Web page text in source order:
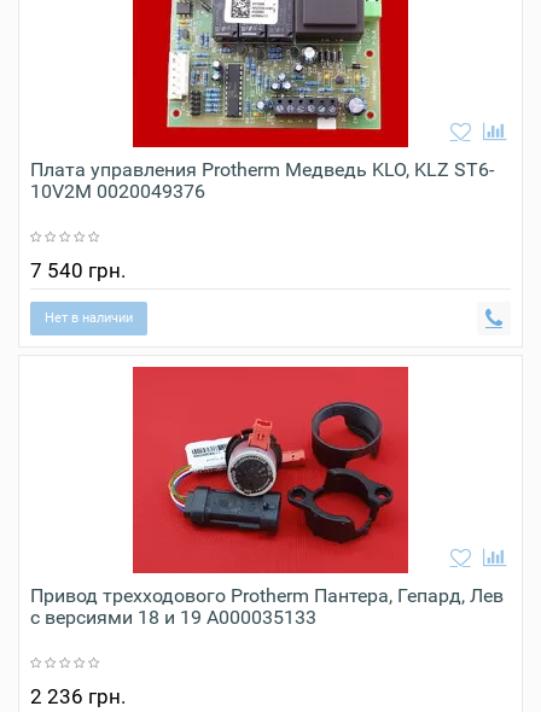
Плата управления Protherm Медведь KLO, KLZ ST6-
10V2M 0020049376
7 540 грн.
Нет в наличии
Привод трехходового Protherm Пантера, Гепард, Лев
с версиями 18 и 19 А000035133
2 236 грн.